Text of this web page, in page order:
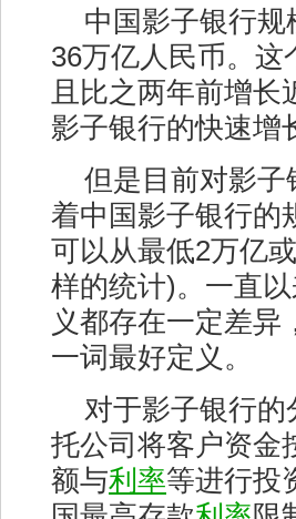
中国影子银行规
36万亿人民币。
且比之两年前增长
影子银行的快速增
但是目前对影
着中国影子银行的
可以从最低2万亿
样的统计)。一直
义都存在一定差
一词最好定义。
对于影子银行
托公司将客户资金
额与利率等进行投